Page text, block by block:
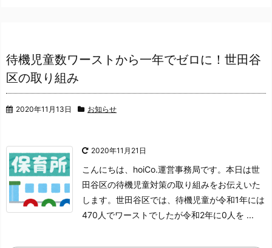
待機児童数ワーストから一年でゼロに！世田谷
区の取り組み
2020年11月13日 お知らせ
2020年11月21日
こんにちは、 hoiCo.運営事務局です。 本日は世
田谷区の待機児童対策の取り組みをお伝えいた
します。 世田谷区では、待機児童が令和1年には
470人でワーストでしたが令和2年に0人を ...